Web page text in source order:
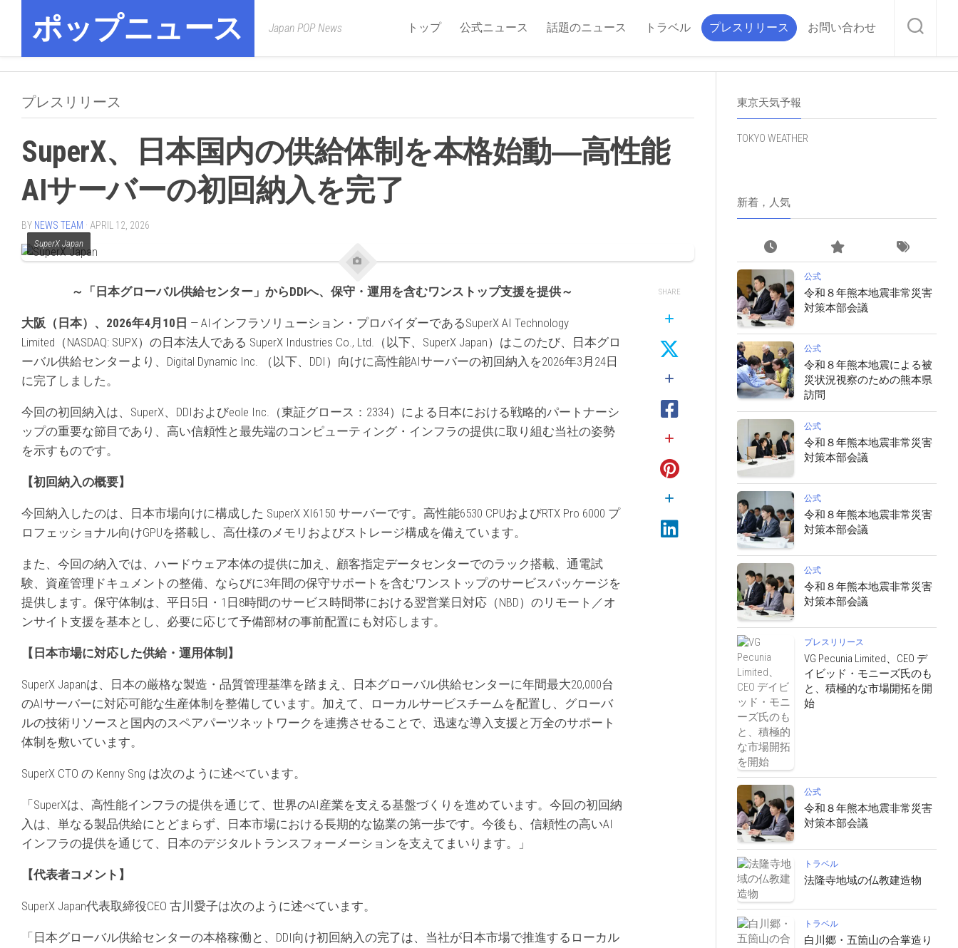
contentポップニュース Japan POP News トップ 公式ニュース 話題のニュース トラベル プレスリリース お問い合わせ
プレスリリース
SuperX、日本国内の供給体制を本格始動―高性能
AIサーバーの初回納入を完了
BY NEWS TEAM · APRIL 12, 2026
SuperX Japan
～「日本グローバル供給センター 」 からDDIへ、保守 ・ 運用 を含むワンストップ支援を提供～
大阪（日本）、 2026年4月10日 — AIインフラソリューション・プロバイダーであるSuperX AI Technology
Limited（NASDAQ: SUPX）の日本法人である SuperX Industries Co., Ltd.（以下、SuperX Japan）はこのたび、日本グロ
ーバル供給センターより、Digital Dynamic Inc. （以下、DDI）向けに高性能AIサーバーの初回納入を2026年3月24日
に完了しました。
今回の初回納入は、SuperX、DDIおよびeole Inc.（東証グロース：2334）による日本における戦略的パートナーシ
ップの重要な節目であり、高い信頼性と最先端のコンピューティング・インフラの提供に取り組む当社の姿勢
を示すものです。
【初回納入の概要】
今回納入したのは、日本市場向けに構成した SuperX XI6150 サーバーです。高性能6530 CPUおよびRTX Pro 6000 プ
ロフェッショナル向けGPUを搭載し、高仕様のメモリおよびストレージ構成を備えています。
また、今回の納入では、ハードウェア本体の提供に加え、顧客指定データセンターでのラック搭載、通電試
験、資産管理ドキュメントの整備、ならびに3年間の保守サポートを含むワンストップのサービスパッケージを
提供します。保守体制は、平日5日・1日8時間のサービス時間帯における翌営業日対応（NBD）のリモート／オ
ンサイト支援を基本とし、必要に応じて予備部材の事前配置にも対応します。
【日本市場に対応した供給・ 運用体制】
SuperX Japanは、日本の厳格な製造・品質管理基準を踏まえ、日本グローバル供給センターに年間最大20,000台
のAIサーバーに対応可能な生産体制を整備しています。加えて、ローカルサービスチームを配置し、グローバ
ルの技術リソースと国内のスペアパーツネットワークを連携させることで、迅速な導入支援と万全のサポート
体制を敷いています。
SuperX CTO の Kenny Sng は次のように述べています。
「SuperXは、高性能インフラの提供を通じて、世界のAI産業を支える基盤づくりを進めています。今回の初回納
入は、単なる製品供給にとどまらず、日本市場における長期的な協業の第一歩です。今後も、信頼性の高いAI
インフラの提供を通じて、日本のデジタルトランスフォーメーションを支えてまいります。」
【代表者コメント 】
SuperX Japan代表取締役CEO 古川愛子は次のように述べています。
「日本グローバル供給センターの本格稼働と、DDI向け初回納入の完了は、当社が日本市場で推進するローカル
SHARE
東京天気予報
TOKYO WEATHER
新着，人気
公式
令和８年熊本地震非常災害
対策本部会議
公式
令和８年熊本地震による被
災状況視察のための熊本県
訪問
公式
令和８年熊本地震非常災害
対策本部会議
公式
令和８年熊本地震非常災害
対策本部会議
公式
令和８年熊本地震非常災害
対策本部会議
プレスリリース
VG Pecunia Limited、CEO デ
イビッド・モニーズ氏のも
と、積極的な市場開拓を開
始
公式
令和８年熊本地震非常災害
対策本部会議
トラベル
法隆寺地域の仏教建造物
トラベル
白川郷・五箇山の合掌造り